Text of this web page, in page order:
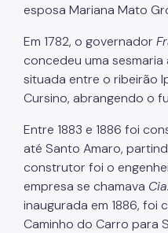
esposa Mariana Mato
Em 1782, o governador
concedeu uma sesmaria
situada entre o ribeirão
Cursino, abrangendo o
Entre 1883 e 1886 foi
até Santo Amaro,
construtor foi o
empresa se chamava
inaugurada em 1886, foi
Caminho do Carro para